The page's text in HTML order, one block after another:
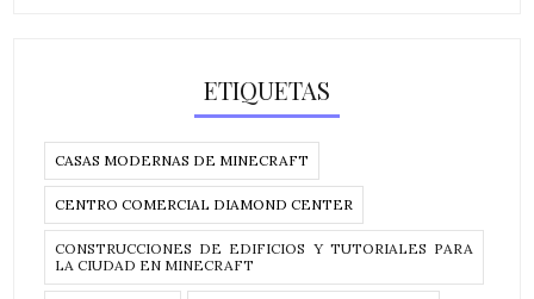
ETIQUETAS
CASAS MODERNAS DE MINECRAFT
CENTRO COMERCIAL DIAMOND CENTER
CONSTRUCCIONES DE EDIFICIOS Y TUTORIALES PARA
LA CIUDAD EN MINECRAFT